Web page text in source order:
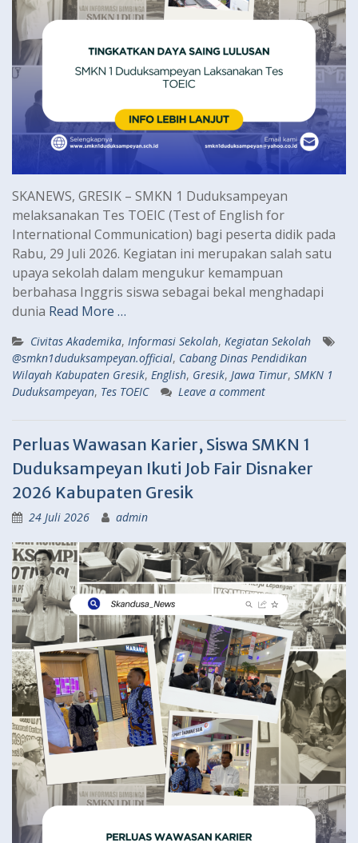
SKANEWS, GRESIK – SMKN 1 Duduksampeyan
melaksanakan Tes TOEIC (Test of English for
International Communication) bagi peserta didik pada
Rabu, 29 Juli 2026. Kegiatan ini merupakan salah satu
upaya sekolah dalam mengukur kemampuan
berbahasa Inggris siswa sebagai bekal menghadapi
dunia Read More …
Civitas Akademika, Informasi Sekolah, Kegiatan Sekolah
@smkn1duduksampeyan.official, Cabang Dinas Pendidikan
Wilayah Kabupaten Gresik, English, Gresik, Jawa Timur, SMKN 1
Duduksampeyan, Tes TOEIC Leave a comment
Perluas Wawasan Karier, Siswa SMKN 1
Duduksampeyan Ikuti Job Fair Disnaker
2026 Kabupaten Gresik
24 Juli 2026 admin